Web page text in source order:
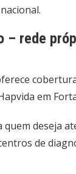
– rede
em
quem deseja
de